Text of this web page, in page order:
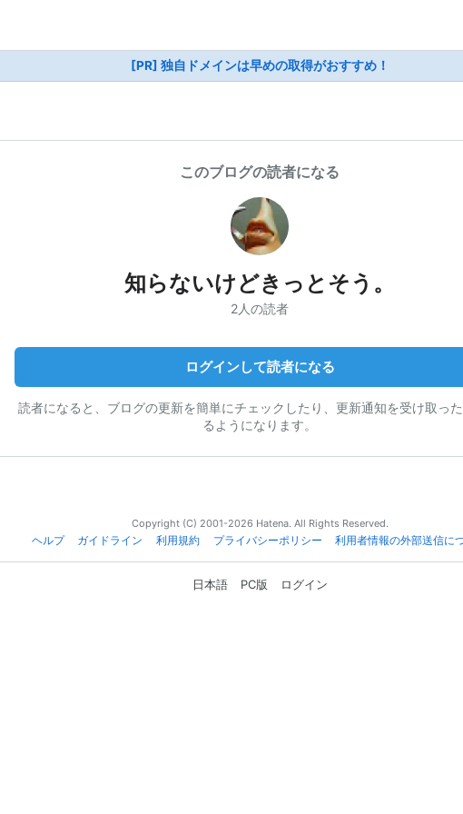
[PR] 独自ドメインは早めの取得がおすすめ！
このブログの読者になる
知らないけどきっとそう。
2人の読者
ログインして読者になる
読者になると、ブログの更新を簡単にチェックしたり、更新通知を受け取っ
るようになります。
Copyright (C) 2001-2026 Hatena. All Rights Reserved.
ヘルプ
ガイドライン 利用規約 プライバシーポリシー 利用者情報の外部送信に
日本語 PC版 ログイン